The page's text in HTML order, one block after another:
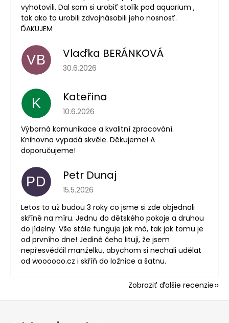
vyhotovili. Dal som si urobiť stolík pod aquarium ,
tak ako to urobili zdvojnásobili jeho nosnosť.
ĎAKUJEM
VB Vlaďka BERÁNKOVÁ
Hodnotenie obchodu je 5 z 5 hviezdičiek.
30.6.2026
K Kateřina
Hodnotenie obchodu je 5 z 5 hviezdičiek.
10.6.2026
Výborná komunikace a kvalitní zpracování.
Knihovna vypadá skvěle. Děkujeme! A
doporučujeme!
PD Petr Dunaj
Hodnotenie obchodu je 5 z 5 hviezdičiek.
15.5.2026
Letos to už budou 3 roky co jsme si zde objednali
skříně na míru. Jednu do dětského pokoje a druhou
do jídelny. Vše stále funguje jak má, tak jak tomu je
od prvního dne! Jediné čeho lituji, že jsem
nepřesvědčil manželku, abychom si nechali udělat
od woooooo.cz i skříň do ložnice a šatnu.
Zobraziť ďalšie recenzie
Z